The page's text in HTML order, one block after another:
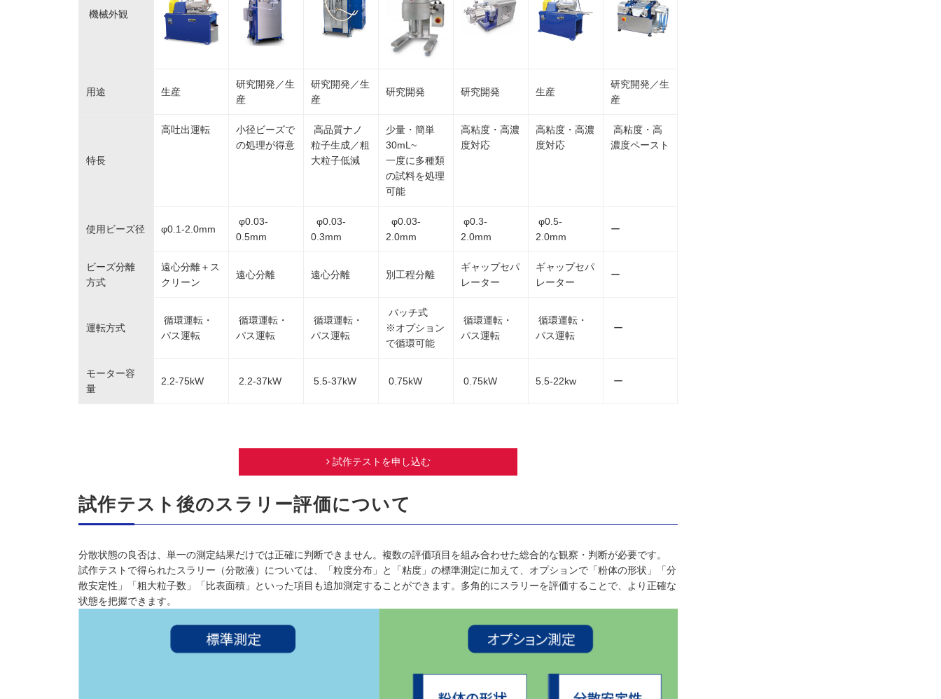
機械外観
用途 生産
研究開発／生
産
研究開発／生
産
研究開発 研究開発 生産
研究開発／生
産
特長
高吐出運転
小径ビーズで
の処理が得意
高品質ナノ
粒子生成／粗
大粒子低減
少量・簡単
30mL~
一度に多種類
の試料を処理
可能
高粘度・高濃
度対応
高粘度・高濃
度対応
高粘度・高
濃度ペースト
使用ビーズ径 φ0.1-2.0mm
φ0.03-
0.5mm
φ0.03-
0.3mm
φ0.03-
2.0mm
φ0.3-
2.0mm
φ0.5-
2.0mm
ー
ビーズ分離
方式
遠心分離＋ス
クリーン
遠心分離 遠心分離 別工程分離
ギャップセパ
レーター
ギャップセパ
レーター
ー
運転方式
循環運転・
パス運転
循環運転・
パス運転
循環運転・
パス運転
バッチ式
※オプション
で循環可能
循環運転・
パス運転
循環運転・
パス運転
ー
モーター容
量
2.2-75kW 2.2-37kW 5.5-37kW 0.75kW 0.75kW 5.5-22kw ー
試作テストを申し込む
試作テスト後のスラリー評価について
分散状態の良否は、単一の測定結果だけでは正確に判断できません。複数の評価項目を組み合わせた総合的な観察・判断が必要です。
試作テストで得られたスラリー（分散液）については、「粒度分布」と「粘度」の標準測定に加えて、オプションで「粉体の形状」「分
散安定性」「粗大粒子数」「比表面積」といった項目も追加測定することができます。多角的にスラリーを評価することで、より正確な
状態を把握できます。